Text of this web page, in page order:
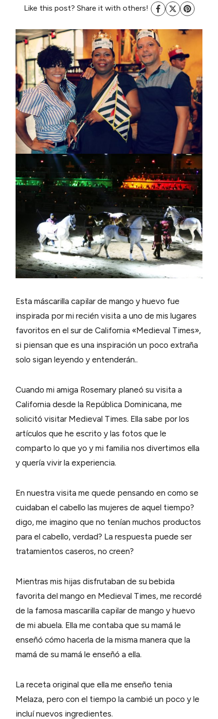
Like this post? Share it with others!
Esta máscarilla capilar de mango y huevo fue
inspirada por mi recién visita a uno de mis lugares
favoritos en el sur de California «Medieval Times»,
si piensan que es una inspiración un poco extraña
solo sigan leyendo y entenderán..
Cuando mi amiga Rosemary planeó su visita a
California desde la República Dominicana, me
solicitó visitar Medieval Times. Ella sabe por los
artículos que he escrito y las fotos que le
comparto lo que yo y mi familia nos divertimos ella
y quería vivir la experiencia.
En nuestra visita me quede pensando en como se
cuidaban el cabello las mujeres de aquel tiempo?
digo, me imagino que no tenían muchos productos
para el cabello, verdad? La respuesta puede ser
tratamientos caseros, no creen?
Mientras mis hijas disfrutaban de su bebida
favorita del mango en Medieval Times, me recordé
de la famosa mascarilla capilar de mango y huevo
de mi abuela. Ella me contaba que su mamá le
enseñó cómo hacerla de la misma manera que la
mamá de su mamá le enseñó a ella.
La receta original que ella me enseño tenia
Melaza, pero con el tiempo la cambié un poco y le
incluí nuevos ingredientes.